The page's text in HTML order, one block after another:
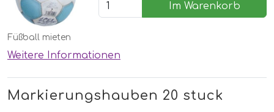
Im Warenkorb
Füßball mieten
Weitere Informationen
Markierungshauben 20 stuck